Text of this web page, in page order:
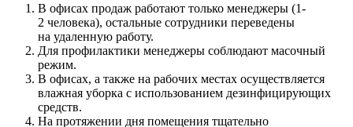
В офисах продаж работают только менеджеры (1-
2 человека), остальные сотрудники переведены
на удаленную работу.
Для профилактики менеджеры соблюдают масочный
режим.
В офисах, а также на рабочих местах осуществляется
влажная уборка с использованием дезинфицирующих
средств.
На протяжении дня помещения тщательно